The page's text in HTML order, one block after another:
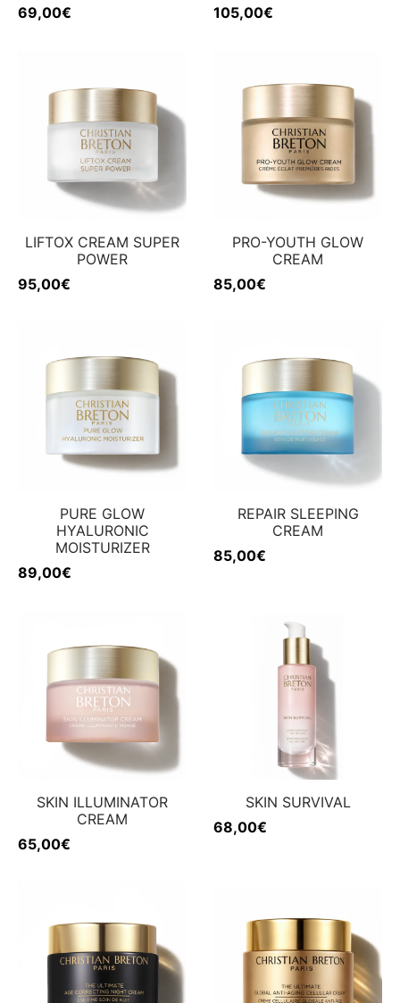
69,00€
105,00€
LIFTOX CREAM SUPER
POWER
95,00€
PRO-YOUTH GLOW
CREAM
85,00€
PURE GLOW
HYALURONIC
MOISTURIZER
89,00€
REPAIR SLEEPING
CREAM
85,00€
SKIN ILLUMINATOR
CREAM
65,00€
SKIN SURVIVAL
68,00€